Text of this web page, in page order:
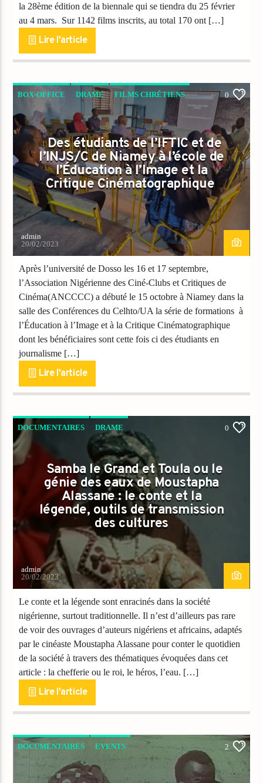
la 28ème édition de la biennale qui se tiendra du 25 février
au 4 mars. Sur 1142 films inscrits, au total 170 ont […]
Lire l'article
BOX-OFFICE DRAME FILMS CHRÉTIENS
PEOPLE
0
Des étudiants de l’IFTIC et de
l’INJS/C de Niamey à l’école de
l’Éducation à l’Image et la
Critique Cinématographique
admin
20/02/2023
Après l’université de Dosso les 16 et 17 septembre,
l’Association Nigérienne des Ciné-Clubs et Critiques de
Cinéma(ANCCCC) a débuté le 15 octobre à Niamey dans la
salle des Conférences du Celhto/UA la série de formations à
l’Éducation à l’Image et à la Critique Cinématographique
dont les bénéficiaires sont cette fois ci des étudiants en
journalisme […]
Lire l'article
DOCUMENTAIRES DRAME
FILMS CHRÉTIENS PEOPLE
0
Samba le Grand et Toula ou le
génie des eaux de Moustapha
Alassane : le conte et la
légende, outils de transmission
des cultures
admin
20/02/2023
Le conte et la légende sont enracinés dans la société
nigérienne, surtout traditionnelle. Il n’est d’ailleurs pas rare
de voir des ouvrages d’auteurs nigériens et africains, adaptés
par le cinéaste Moustapha Alassane pour conter le quotidien
de la société à travers des thématiques évoquées dans cet
article : la chefferie ou le roi, le héros, l’eau. […]
Lire l'article
DOCUMENTAIRES EVENTS
FILMS CHRÉTIENS NEWS
2